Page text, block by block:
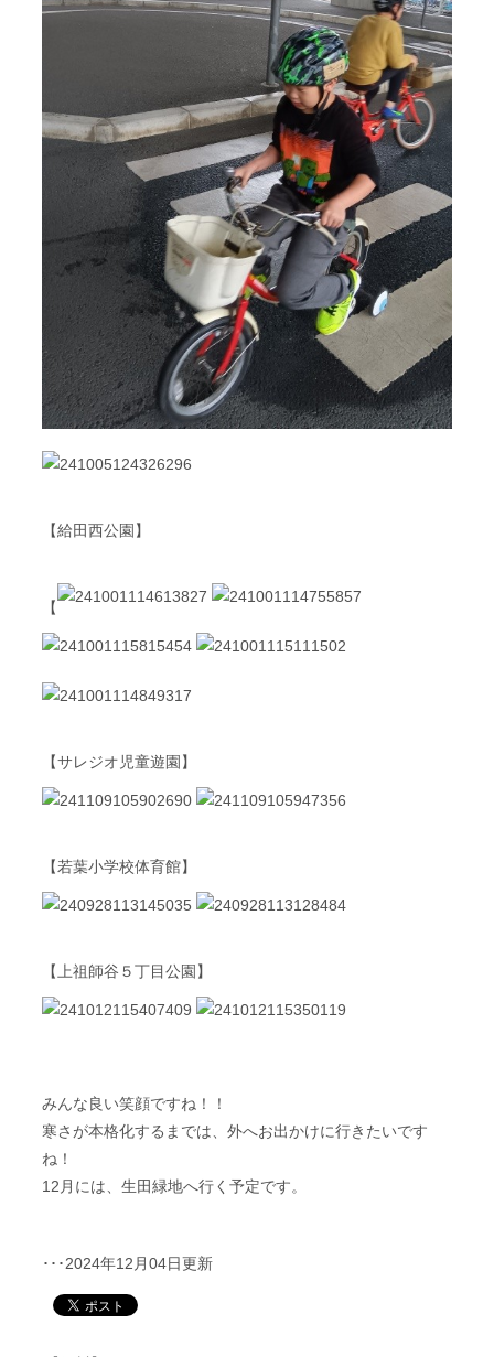
【給田西公園】
【
【サレジオ児童遊園】
【若葉小学校体育館】
【上祖師谷５丁目公園】
みんな良い笑顔ですね！！
寒さが本格化するまでは、外へお出かけに行きたいです
ね！
12月には、生田緑地へ行く予定です。
･･･2024年12月04日更新